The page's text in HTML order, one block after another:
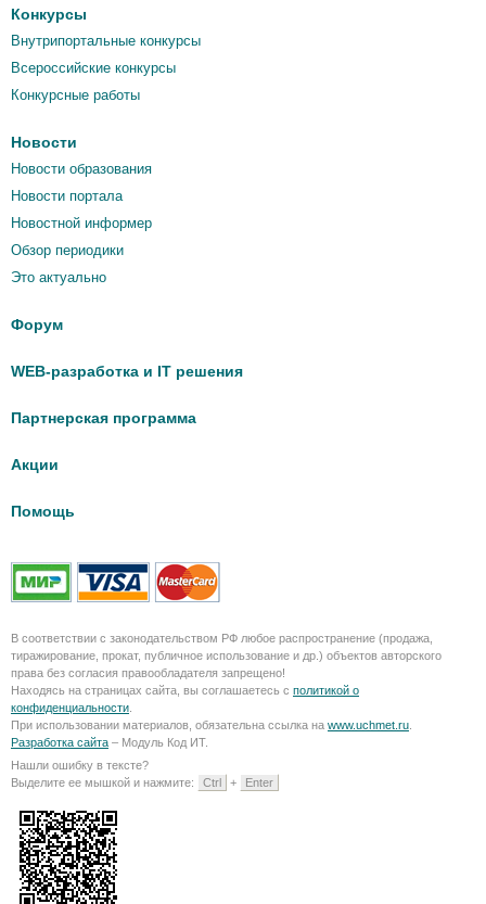
Конкурсы
Внутрипортальные конкурсы
Всероссийские конкурсы
Конкурсные работы
Новости
Новости образования
Новости портала
Новостной информер
Обзор периодики
Это актуально
Форум
WEB-разработка и IT решения
Партнерская программа
Акции
Помощь
В соответствии с законодательством РФ любое распространение (продажа,
тиражирование, прокат, публичное использование и др.) объектов авторского
права без согласия правообладателя запрещено!
Находясь на страницах сайта, вы соглашаетесь с политикой о
конфиденциальности
При использовании материалов, обязательна ссылка на www.uchmet.ru
Разработка сайта – Модуль Код ИТ.
Нашли ошибку в тексте?
Выделите ее мышкой и нажмите:
Ctrl + Enter